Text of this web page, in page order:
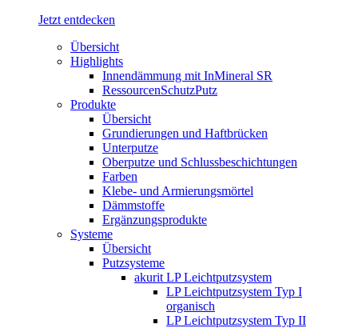
Jetzt entdecken
Übersicht
Highlights
Innendämmung mit InMineral SR
RessourcenSchutzPutz
Produkte
Übersicht
Grundierungen und Haftbrücken
Unterputze
Oberputze und Schlussbeschichtungen
Farben
Klebe- und Armierungsmörtel
Dämmstoffe
Ergänzungsprodukte
Systeme
Übersicht
Putzsysteme
akurit LP Leichtputzsystem
LP Leichtputzsystem Typ I
organisch
LP Leichtputzsystem Typ II